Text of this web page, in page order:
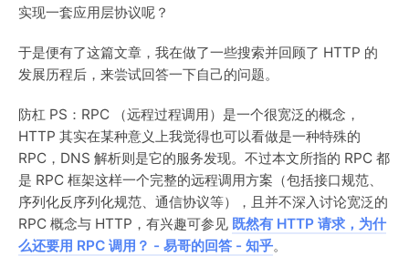
实现一套应用层协议呢？
于是便有了这篇文章，我在做了一些搜索并回顾了 HTTP 的
发展历程后，来尝试回答一下自己的问题。
防杠 PS：RPC （远程过程调用）是一个很宽泛的概念，
HTTP 其实在某种意义上我觉得也可以看做是一种特殊的
RPC，DNS 解析则是它的服务发现。不过本文所指的 RPC 都
是 RPC 框架这样一个完整的远程调用方案（包括接口规范、
序列化反序列化规范、通信协议等），且并不深入讨论宽泛的
RPC 概念与 HTTP，有兴趣可参见 既然有 HTTP 请求，为什
么还要用 RPC 调用？ - 易哥的回答 - 知乎。